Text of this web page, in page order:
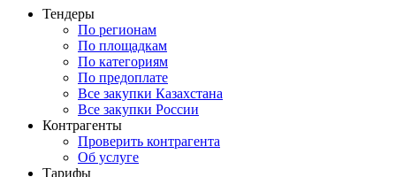
Тендеры
По регионам
По площадкам
По категориям
По предоплате
Все закупки Казахстана
Все закупки России
Контрагенты
Проверить контрагента
Об услуге
Тарифы